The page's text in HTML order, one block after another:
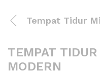
TEMPAT
MODERN